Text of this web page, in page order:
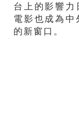
台上的影響力
電影也成為中
的新窗口。